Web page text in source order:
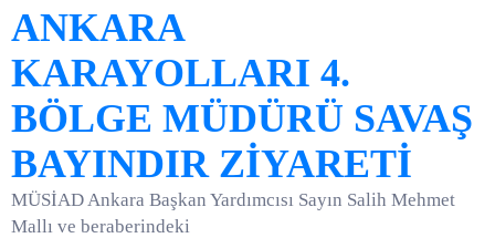
ANKARA
KARAYOLLARI 4.
BÖLGE MÜDÜRÜ SAVAŞ
BAYINDIR ZİYARETİ
MÜSİAD Ankara Başkan Yardımcısı Sayın Salih Mehmet
Mallı ve beraberindeki